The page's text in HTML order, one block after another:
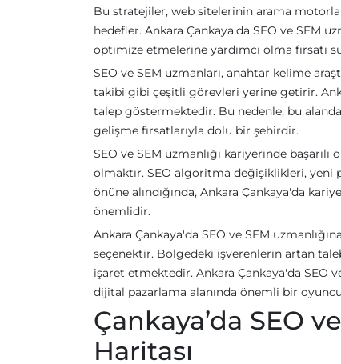
Bu stratejiler, web sitelerinin arama
hedefler. Ankara Çankaya'da SEO ve SEM
optimize etmelerine yardımcı olma fırsatı
SEO ve SEM uzmanları, anahtar kelime
takibi gibi çeşitli görevleri yerine getirir.
talep göstermektedir. Bu nedenle, bu
gelişme fırsatlarıyla dolu bir şehirdir.
SEO ve SEM uzmanlığı kariyerinde
olmaktır. SEO algoritma değişiklikleri, yeni
önüne alındığında, Ankara Çankaya'da
önemlidir.
Ankara Çankaya'da SEO ve SEM
seçenektir. Bölgedeki işverenlerin artan
işaret etmektedir. Ankara Çankaya'da SEO
dijital pazarlama alanında önemli bir
Çankaya’da SEO
Haritası